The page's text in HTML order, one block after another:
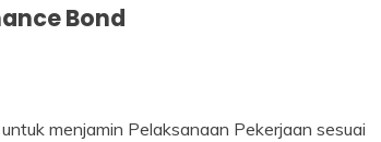
Bond
menjamin Pelaksanaan Pekerjaan sesuai